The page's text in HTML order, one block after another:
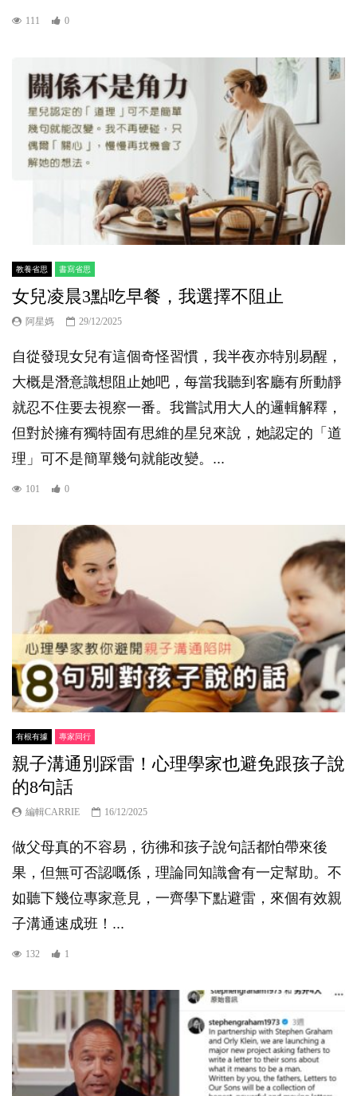
111 0
教養省思 書寫省思
女兒凌晨3點吃早餐，我選擇不阻止
阿星媽 29/12/2025
自從發現女兒有這個奇怪習慣，我半夜亦特別易醒，
大概是潛意識想阻止她吧，每當我聽到客廳有所動靜
就忍不住要去視察一番。我嘗試用大人的邏輯解釋，
但對於擁有獨特固有思維的星兒來說，她認定的「道
理」可不是簡單幾句就能改變。...
101 0
有根有據 專家同行
親子溝通別踩雷！心理學家也避免跟孩子說
的8句話
編輯CARRIE 16/12/2025
做父母真的不容易，彷彿和孩子說句話都怕帶來後
果，但無可否認嘅係，理論同知識會有一定幫助。不
如聽下幾位專家意見，一齊學下點避雷，來個有效親
子溝通速成班！...
132 1